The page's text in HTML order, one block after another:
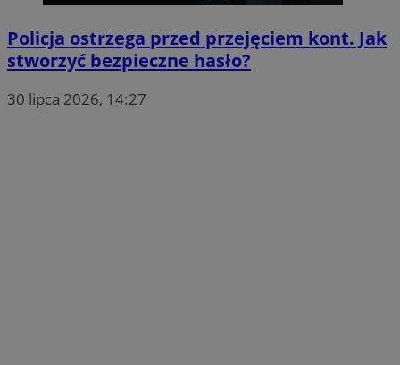
Policja ostrzega przed przejęciem kont. Jak
stworzyć bezpieczne hasło?
30 lipca 2026, 14:27